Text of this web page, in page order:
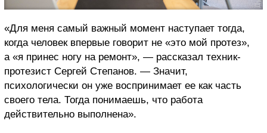
«Для меня самый важный момент наступает тогда,
когда человек впервые говорит не «это мой протез»,
а «я принес ногу на ремонт», — рассказал техник-
протезист Сергей Степанов. — Значит,
психологически он уже воспринимает ее как часть
своего тела. Тогда понимаешь, что работа
действительно выполнена».